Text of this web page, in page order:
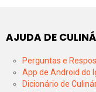
AJUDA DE
Perguntas e
App de Android do
Dicionário de